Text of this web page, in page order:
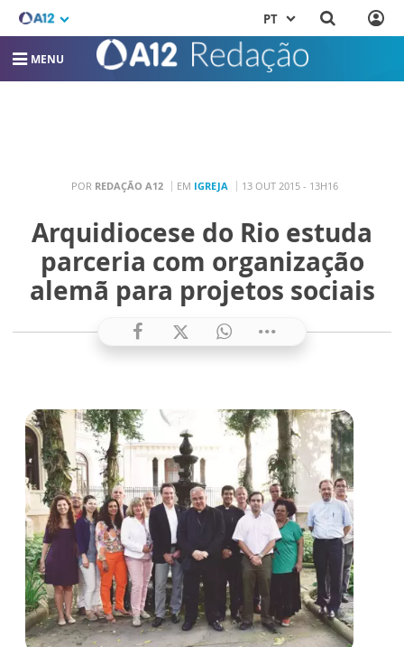
PT
MENU
POR REDAÇÃO A12 EM IGREJA 13 OUT 2015 - 13H16
Arquidiocese do Rio estuda
parceria com organização
alemã para projetos sociais